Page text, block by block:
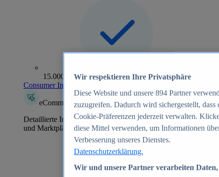
15.000+ Marken
Consumer Insights entdecken
eCommerce Insights
Detaillierte Informationen zu mehr als 39.000 Online-Shops
und Marktplätzen
Wir respektieren Ihre Privatsphäre
Diese Website und unsere 894 Partner
zuzugreifen. Dadurch wird sichergestellt,
Cookie-Präferenzen jederzeit verwalten.
diese Mittel verwenden, um Informationen
Verbesserung unseres Dienstes.
Datenschutzerklärung.
Wir und unsere Partner verarbeiten